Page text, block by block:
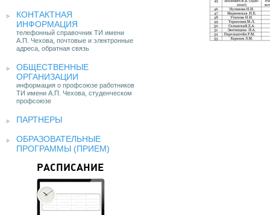
КОНТАКТНАЯ
ИНФОРМАЦИЯ
телефонный справочник ТИ имени
А.П. Чехова, почтовые и электронные
адреса, обратная связь
ОБЩЕСТВЕННЫЕ
ОРГАНИЗАЦИИ
информация о профсоюзе работников
ТИ имени А.П. Чехова, студенческом
профсоюзе
ПАРТНЕРЫ
ОБРАЗОВАТЕЛЬНЫЕ
ПРОГРАММЫ (ПРИЕМ)
РАСПИСАНИЕ